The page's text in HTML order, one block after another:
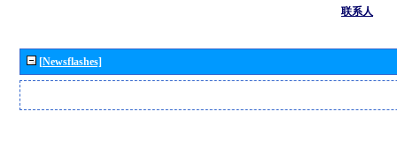
联系人
[Newsflashes]